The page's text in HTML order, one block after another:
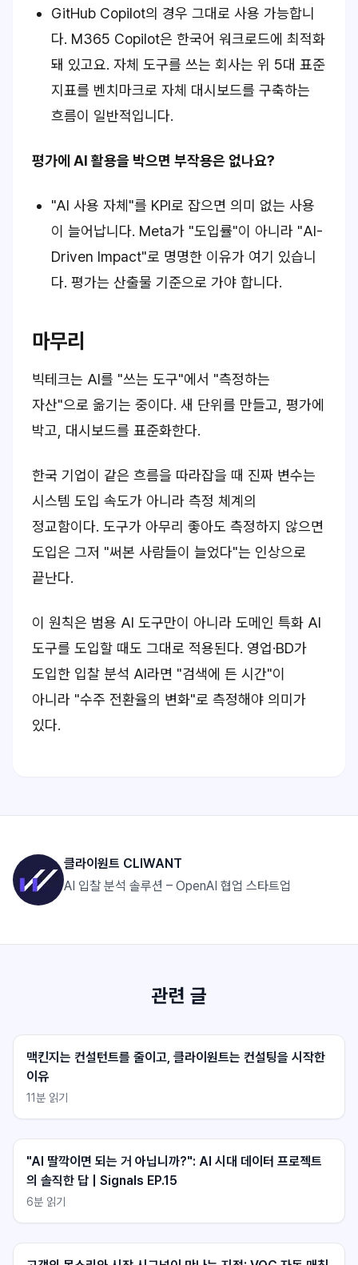
GitHub Copilot의 경우 그대로 사용 가능합니
다. M365 Copilot은 한국어 워크로드에 최적화
돼 있고요. 자체 도구를 쓰는 회사는 위 5대 표준
지표를 벤치마크로 자체 대시보드를 구축하는
흐름이 일반적입니다.
평가에 AI 활용을 박으면 부작용은 없나요?
"AI 사용 자체"를 KPI로 잡으면 의미 없는 사용
이 늘어납니다. Meta가 "도입률"이 아니라 "AI-
Driven Impact"로 명명한 이유가 여기 있습니
다. 평가는 산출물 기준으로 가야 합니다.
마무리
빅테크는 AI를 "쓰는 도구"에서 "측정하는
자산"으로 옮기는 중이다. 새 단위를 만들고, 평가에
박고, 대시보드를 표준화한다.
한국 기업이 같은 흐름을 따라잡을 때 진짜 변수는
시스템 도입 속도가 아니라 측정 체계의
정교함이다. 도구가 아무리 좋아도 측정하지 않으면
도입은 그저 "써본 사람들이 늘었다"는 인상으로
끝난다.
이 원칙은 범용 AI 도구만이 아니라 도메인 특화 AI
도구를 도입할 때도 그대로 적용된다. 영업·BD가
도입한 입찰 분석 AI라면 "검색에 든 시간"이
아니라 "수주 전환율의 변화"로 측정해야 의미가
있다.
클라이원트 CLIWANT
AI 입찰 분석 솔루션 – OpenAI 협업 스타트업
관련 글
맥킨지는 컨설턴트를 줄이고, 클라이원트는 컨설팅을 시작한
이유
11 분 읽기
"AI 딸깍이면 되는 거 아닙니까?": AI 시대 데이터 프로젝트
의 솔직한 답 | Signals EP.15
6분 읽기